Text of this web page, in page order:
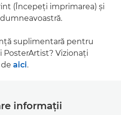
(Începeţi imprimarea) şi
suplimentară pentru
Vizionaţi
aici.
informaţii